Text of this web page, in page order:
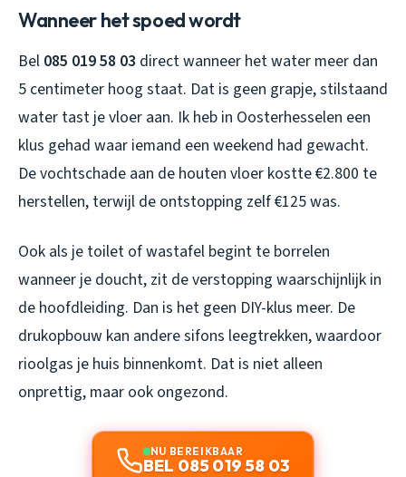
Wanneer het spoed wordt
Bel 085 019 58 03 direct wanneer het water meer dan
5 centimeter hoog staat. Dat is geen grapje, stilstaand
water tast je vloer aan. Ik heb in Oosterhesselen een
klus gehad waar iemand een weekend had gewacht.
De vochtschade aan de houten vloer kostte €2.800 te
herstellen, terwijl de ontstopping zelf €125 was.
Ook als je toilet of wastafel begint te borrelen
wanneer je doucht, zit de verstopping waarschijnlijk in
de hoofdleiding. Dan is het geen DIY-klus meer. De
drukopbouw kan andere sifons leegtrekken, waardoor
rioolgas je huis binnenkomt. Dat is niet alleen
onprettig, maar ook ongezond.
NU BEREIKBAAR
BEL 085 019 58 03